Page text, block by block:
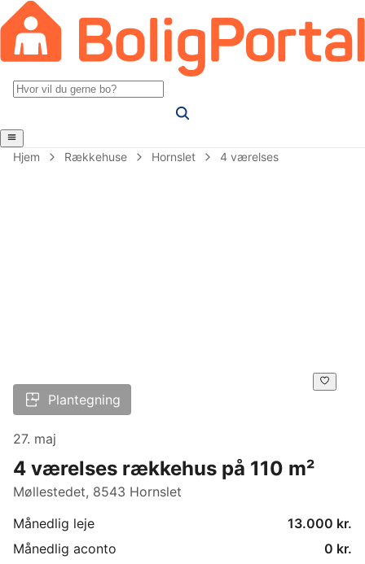
Hjem Rækkehuse Hornslet 4 værelses
Plantegning
27. maj
4 værelses rækkehus på 110 m²
Møllestedet, 8543 Hornslet
Månedlig leje
13.000 kr.
Månedlig aconto
0 kr.